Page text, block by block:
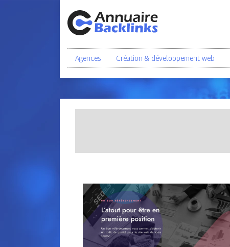
Agences Création & développement web